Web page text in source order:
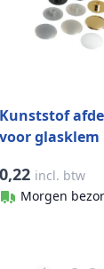
Kunststof
voor glasklem
0,22 incl. btw
Morgen